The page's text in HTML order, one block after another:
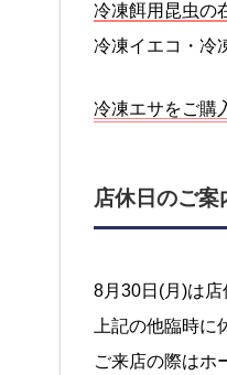
冷凍餌用昆虫の
冷凍イエコ・冷
冷凍エサをご購
店休日のご案
8月30日(月)は店
上記の他臨時
ご来店の際はホ